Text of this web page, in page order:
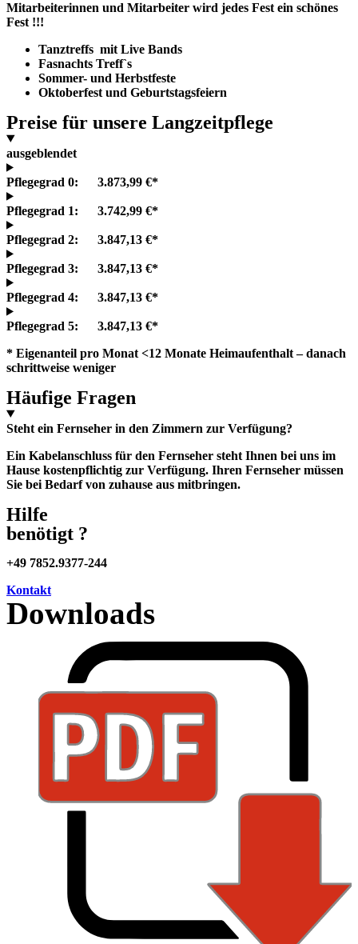
Mitarbeiterinnen und Mitarbeiter wird jedes Fest ein schönes
Fest !!!
Tanztreffs mit Live Bands
Fasnachts Treff`s
Sommer- und Herbstfeste
Oktoberfest und Geburtstagsfeiern
Preise für unsere Langzeitpflege
ausgeblendet
Pflegegrad 0: 3.873,99 €*
Pflegegrad 1: 3.742,99 €*
Pflegegrad 2: 3.847,13 €*
Pflegegrad 3: 3.847,13 €*
Pflegegrad 4: 3.847,13 €*
Pflegegrad 5:
3.847,13 €*
* Eigenanteil pro Monat <12 Monate Heimaufenthalt – danach
schrittweise weniger
Häufige Fragen
Steht ein Fernseher in den Zimmern zur Verfügung?
Ein Kabelanschluss für den Fernseher steht Ihnen bei uns im
Hause kostenpflichtig zur Verfügung. Ihren Fernseher müssen
Sie bei Bedarf von zuhause aus mitbringen.
Hilfe
benötigt ?
+49 7852.9377-244
Kontakt
Downloads